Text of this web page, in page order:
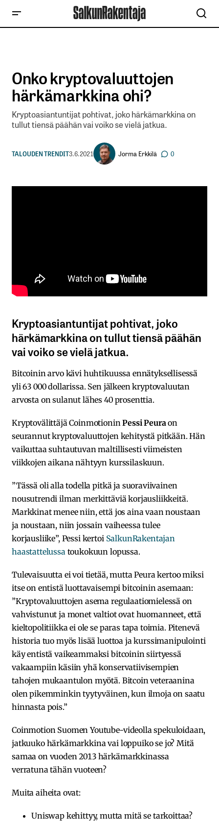
Onko kryptovaluuttojen
härkämarkkina ohi?
Kryptoasiantuntijat pohtivat, joko härkämarkkina on
tullut tiensä päähän vai voiko se vielä jatkua.
TALOUDEN TRENDIT3.6.2021 Jorma Erkkilä 0
Kryptoasiantuntijat pohtivat, joko
härkämarkkina on tullut tiensä päähän
vai voiko se vielä jatkua.
Bitcoinin arvo kävi huhtikuussa ennätyksellisessä
yli 63 000 dollarissa. Sen jälkeen kryptovaluutan
arvosta on sulanut lähes 40 prosenttia.
Kryptovälittäjä CoinmotioninPessi Peuraon
seurannut kryptovaluuttojen kehitystä pitkään. Hän
vaikuttaa suhtautuvan maltillisesti viimeisten
viikkojen aikana nähtyyn kurssilaskuun.
”Tässä oli alla todella pitkä ja suoraviivainen
nousutrendi ilman merkittäviä korjausliikkeitä.
Markkinat menee niin, että jos aina vaan noustaan
ja noustaan, niin jossain vaiheessa tulee
korjausliike”, Pessi kertoi SalkunRakentajan
haastattelussa toukokuun lopussa.
Tulevaisuutta ei voi tietää, mutta Peura kertoo miksi
itse on entistä luottavaisempi bitcoinin asemaan:
”Kryptovaluuttojen asema regulaatiomielessä on
vahvistunut ja monet valtiot ovat huomanneet, että
kieltopolitiikka ei ole se paras tapa toimia. Pitenevä
historia tuo myös lisää luottoa ja kurssimanipulointi
käy entistä vaikeammaksi bitcoinin siirtyessä
vakaampiin käsiin yhä konservatiivisempien
tahojen mukaantulon myötä. Bitcoin veteraanina
olen pikemminkin tyytyväinen, kun ilmoja on saatu
hinnasta pois.”
Coinmotion Suomen Youtube-videolla spekuloidaan,
jatkuuko härkämarkkina vai loppuiko se jo? Mitä
samaa on vuoden 2013 härkämarkkinassa
verratuna tähän vuoteen?
Muita aiheita ovat:
Uniswap kehittyy, mutta mitä se tarkoittaa?